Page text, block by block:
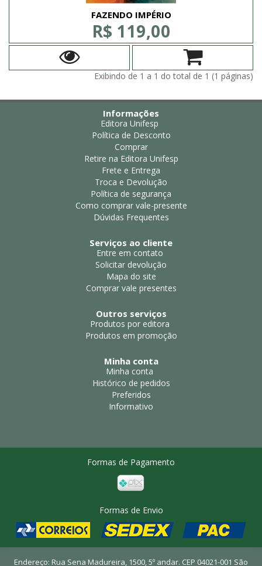
FAZENDO IMPÉRIO
R$ 119,00
Exibindo de 1 a 1 do total de 1 (1 páginas)
Informações
Editora Unifesp
Política de Desconto
Comprar
Retire na Editora Unifesp
Frete e Entrega
Troca e Devolução
Política de segurança
Como comprar vale-presente
Dúvidas Frequentes
Serviços ao cliente
Entre em contato
Solicitar devolução
Mapa do site
Comprar vale presentes
Outros serviços
Produtos por editora
Produtos em promoção
Minha conta
Minha conta
Histórico de pedidos
Preferidos
Informativo
Formas de Pagamento
Formas de Envio
Endereço: Rua Sena Madureira, 1500, 5º andar. CEP 04021-001 São